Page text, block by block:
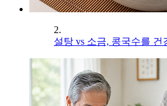
2.
설탕 vs 소금, 콩국수를 건